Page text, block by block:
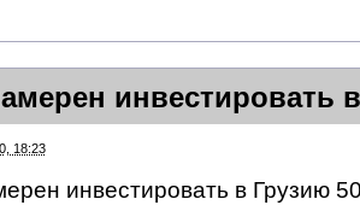
инвестировать
18:23
инвестировать в Грузию